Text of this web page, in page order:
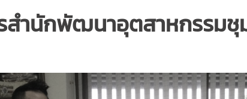
สำนักพัฒนาอุตสาหกรรม